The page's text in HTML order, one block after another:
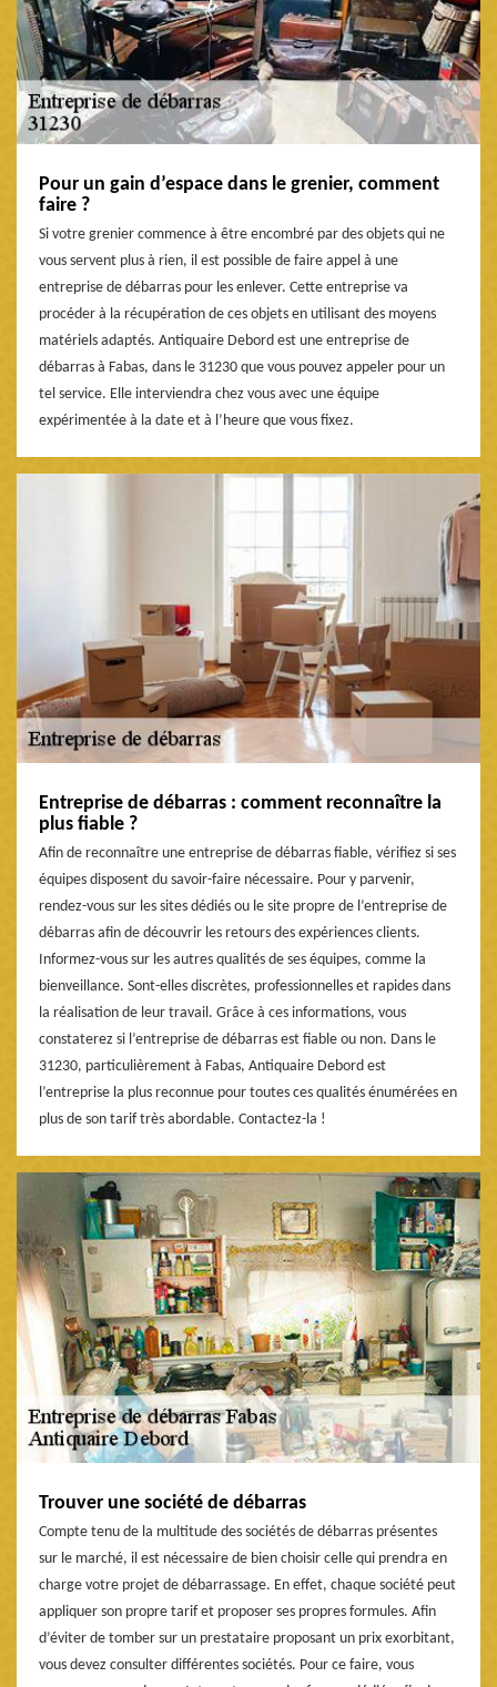
Pour un gain d’espace dans le grenier, comment
faire ?
Si votre grenier commence à être encombré par des objets qui ne
vous servent plus à rien, il est possible de faire appel à une
entreprise de débarras pour les enlever. Cette entreprise va
procéder à la récupération de ces objets en utilisant des moyens
matériels adaptés. Antiquaire Debord est une entreprise de
débarras à Fabas, dans le 31230 que vous pouvez appeler pour un
tel service. Elle interviendra chez vous avec une équipe
expérimentée à la date et à l’heure que vous fixez.
Entreprise de débarras : comment reconnaître la
plus fiable ?
Afin de reconnaître une entreprise de débarras fiable, vérifiez si ses
équipes disposent du savoir-faire nécessaire. Pour y parvenir,
rendez-vous sur les sites dédiés ou le site propre de l’entreprise de
débarras afin de découvrir les retours des expériences clients.
Informez-vous sur les autres qualités de ses équipes, comme la
bienveillance. Sont-elles discrètes, professionnelles et rapides dans
la réalisation de leur travail. Grâce à ces informations, vous
constaterez si l’entreprise de débarras est fiable ou non. Dans le
31230, particulièrement à Fabas, Antiquaire Debord est
l’entreprise la plus reconnue pour toutes ces qualités énumérées en
plus de son tarif très abordable. Contactez-la !
Trouver une société de débarras
Compte tenu de la multitude des sociétés de débarras présentes
sur le marché, il est nécessaire de bien choisir celle qui prendra en
charge votre projet de débarrassage. En effet, chaque société peut
appliquer son propre tarif et proposer ses propres formules. Afin
d’éviter de tomber sur un prestataire proposant un prix exorbitant,
vous devez consulter différentes sociétés. Pour ce faire, vous